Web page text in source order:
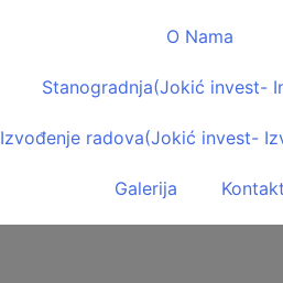
O Nama
Stanogradnja(Jokić invest-
Izvođenje radova(Jokić invest-
Galerija Kontakt